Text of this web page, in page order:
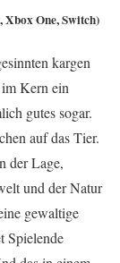
Xbox One, Switch)
kargen
Kern ein
gutes sogar.
auf das Tier.
der Lage,
und der Natur
gewaltige
Spielende